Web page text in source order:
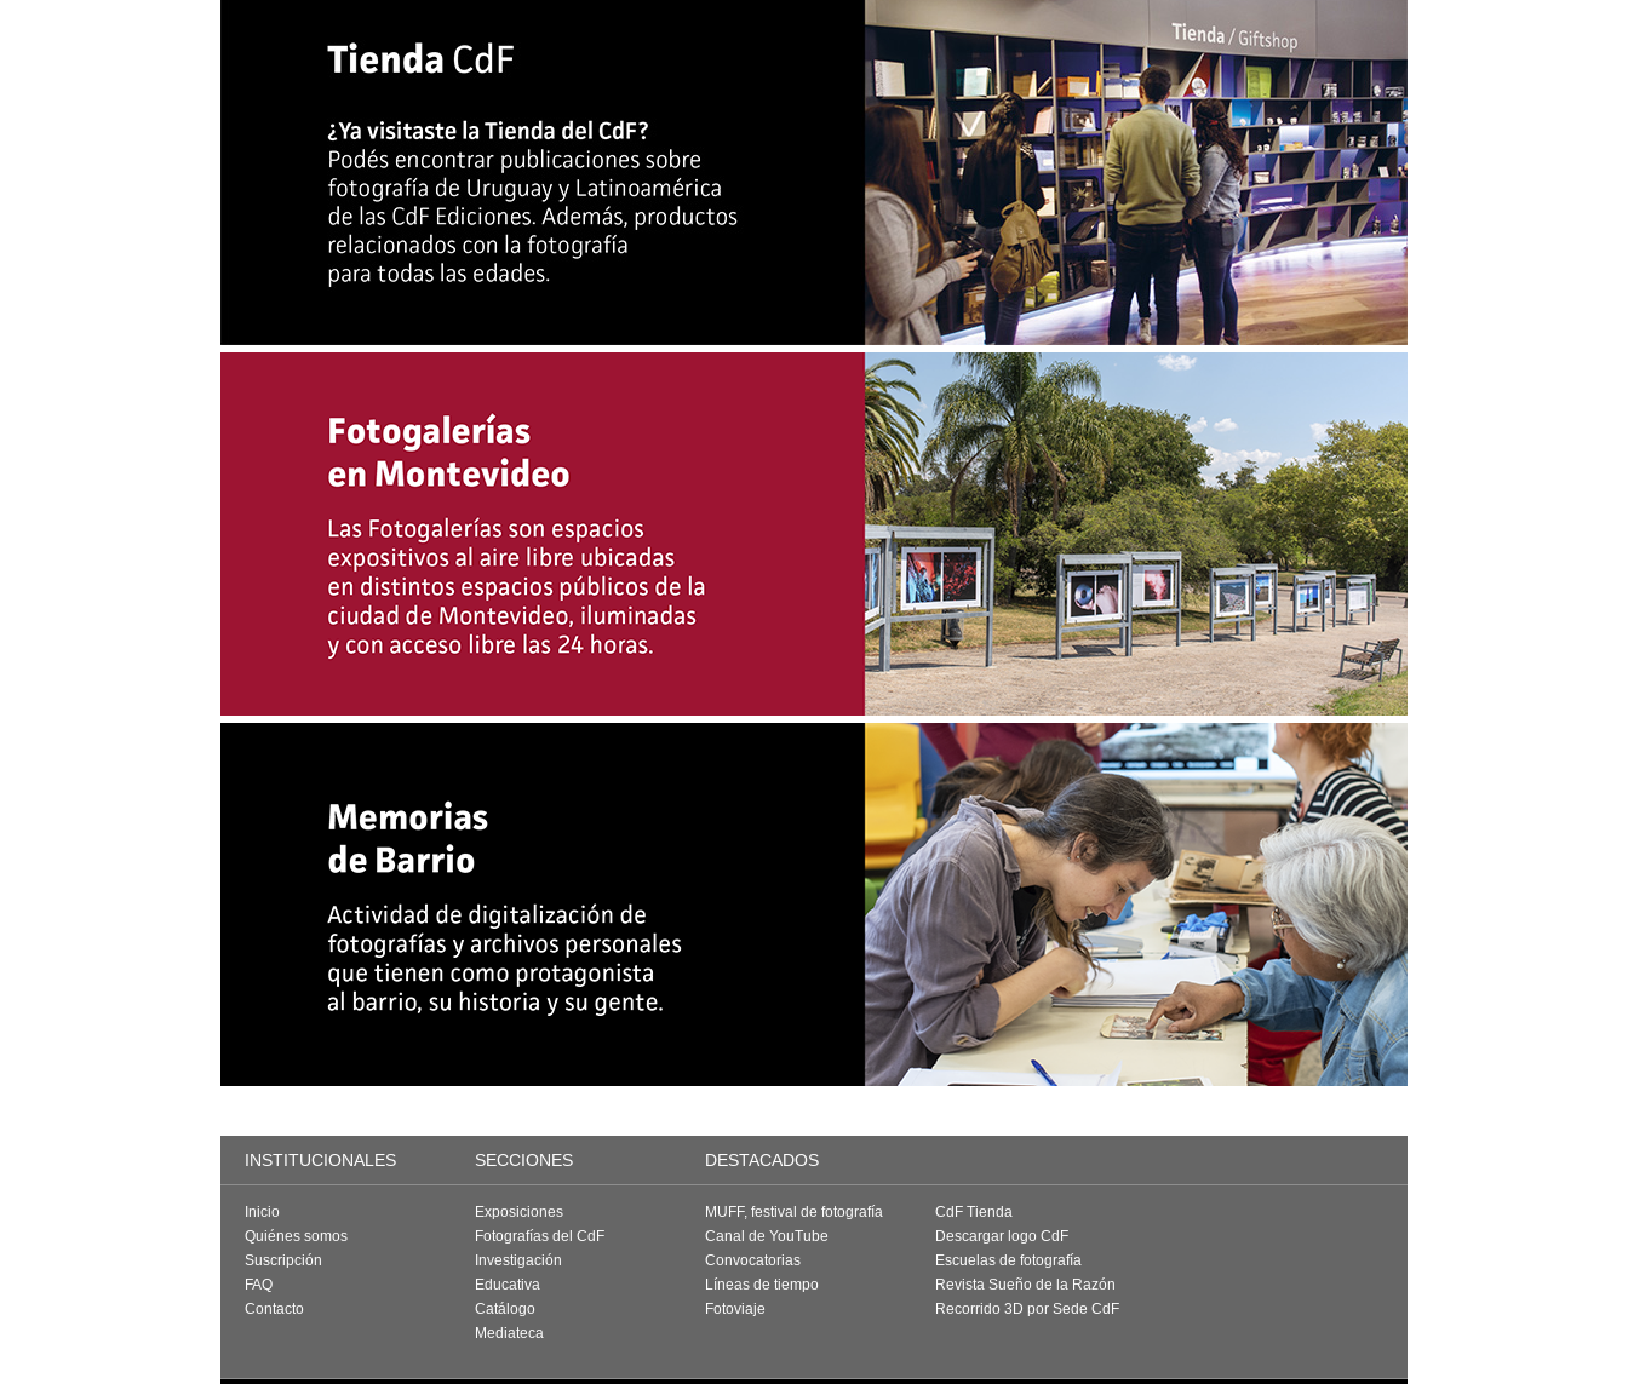
INSTITUCIONALES SECCIONES DESTACADOS
Inicio
Quiénes somos
Suscripción
FAQ
Contacto
Exposiciones
Fotografías del CdF
Investigación
Educativa
Catálogo
Mediateca
MUFF, festival de fotografía
Canal de YouTube
Convocatorias
Líneas de tiempo
Fotoviaje
CdF Tienda
Descargar logo CdF
Escuelas de fotografía
Revista Sueño de la Razón
Recorrido 3D por Sede CdF